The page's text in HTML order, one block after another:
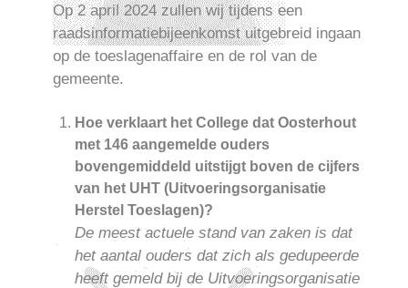
Op 2 april 2024 zullen wij tijdens een
raadsinformatiebijeenkomst uitgebreid ingaan
op de toeslagenaffaire en de rol van de
gemeente.
Hoe verklaart het College dat Oosterhout
met 146 aangemelde ouders
bovengemiddeld uitstijgt boven de cijfers
van het UHT (Uitvoeringsorganisatie
Herstel Toeslagen)?
De meest actuele stand van zaken is dat
het aantal ouders dat zich als gedupeerde
heeft gemeld bij de Uitvoeringsorganisatie